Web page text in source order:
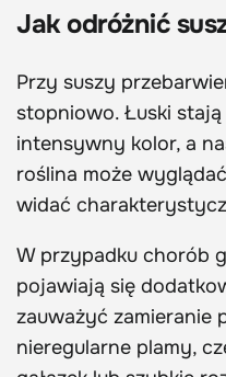
Jak odróżnić
Przy suszy
stopniowo. Łuski
intensywny kolor, a
roślina może
widać
W przypadku chorób
pojawiają się
zauważyć zamieranie
nieregularne plamy,